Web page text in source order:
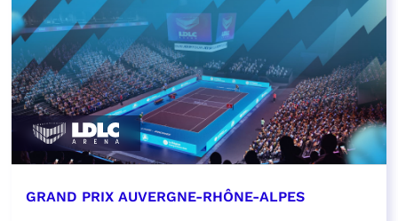
GRAND PRIX AUVERGNE-RHÔNE-ALPES